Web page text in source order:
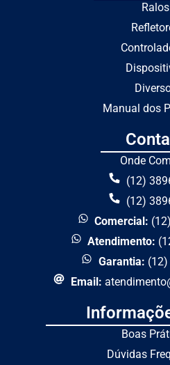
Ralos
Manual dos
Onde
(12)
(12)
Comercial:
Atendimento:
Garantia:
Email:
Boas
Dúvidas